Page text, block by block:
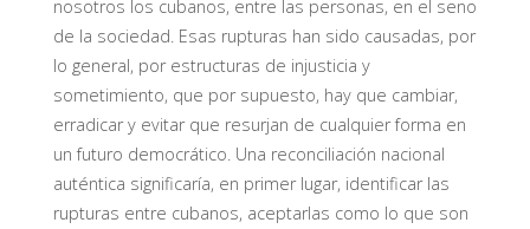
nosotros los cubanos, entre las personas, en el seno
de la sociedad Esas rupturas han sido causadas, por
lo general, por estructuras de injusticia y
sometimiento, que por supuesto, hay que cambiar,
erradicar y evitar que resurjan de cualquier forma en
un futuro democrático . Una reconciliación nacional
auténtica significaría, en primer lugar, identificar las
rupturas entre cubanos, aceptarlas como lo que son